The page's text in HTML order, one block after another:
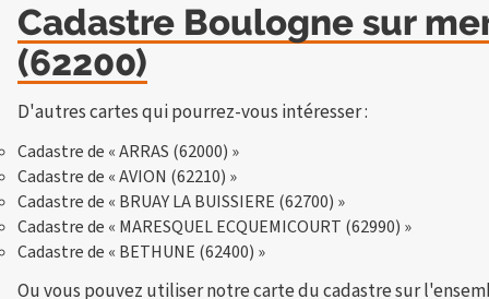
Cadastre Boulogne sur
(62200)
D'autres cartes qui pourrez-vous intéresser :
Cadastre de « ARRAS (62000) »
Cadastre de « AVION (62210) »
Cadastre de « BRUAY LA BUISSIERE (62700) »
Cadastre de « MARESQUEL ECQUEMICOURT (62990) »
Cadastre de « BETHUNE (62400) »
Ou vous pouvez utiliser notre carte du cadastre sur